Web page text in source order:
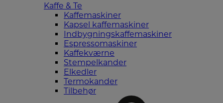
Kaffe & Te
Kaffemaskiner
Kapsel kaffemaskiner
Indbygningskaffemaskiner
Espressomaskiner
Kaffekværne
Stempelkander
Elkedler
Termokander
Tilbehør